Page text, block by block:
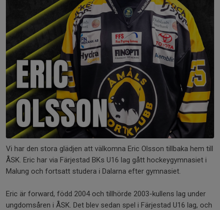
Vi har den stora glädjen att välkomna Eric Olsson tillbaka hem till
ÅSK. Eric har via Färjestad BKs U16 lag gått hockeygymnasiet i
Malung och fortsatt studera i Dalarna efter gymnasiet.
Eric är forward, född 2004 och tillhörde 2003-kullens lag under
ungdomsåren i ÅSK. Det blev sedan spel i Färjestad U16 lag, och